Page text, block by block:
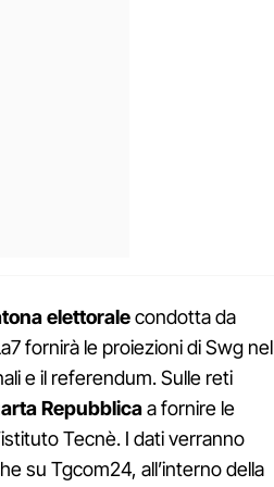
elettoralecondotta da
fornirà le proiezioni di Swg nel
e il referendum. Sulle reti
Repubblicaa fornire le
Tecnè. I dati verranno
su Tgcom24, all’interno della